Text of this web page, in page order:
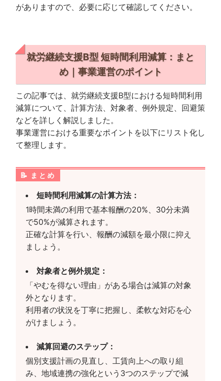
がありますので、必要に応じて確認してください。
就労継続支援B型 短時間利用減算：まと
め｜事業運営のポイント
この記事では、就労継続支援B型における短時間利用
減算について、計算方法、対象者、例外規定、回避策
などを詳しく解説しました。
事業運営における重要なポイントを以下にリスト化し
て整理します。
まとめ
短時間利用減算の計算方法：
1時間未満の利用で基本報酬の20%、30分未満
で50%が減算されます。
正確な計算を行い、報酬の減額を最小限に抑え
ましょう。
対象者と例外規定：
「やむを得ない理由」がある場合は減算の対象
外となります。
利用者の状況を丁寧に把握し、柔軟な対応を心
がけましょう。
減算回避のステップ：
個別支援計画の見直し、工賃向上への取り組
み、地域連携の強化という3つのステップで減